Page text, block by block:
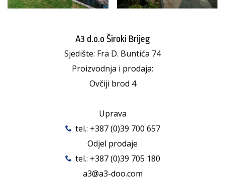
A3 d.o.o Široki Brijeg
Sjedište: Fra D. Buntića 74
Proizvodnja i prodaja:
Ovčiji brod 4
Uprava
tel.: +387 (0)39 700 657
Odjel prodaje
tel.: +387 (0)39 705 180
a3@a3-doo.com